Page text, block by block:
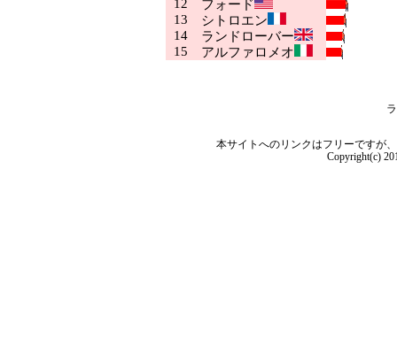
12 フォード
13 シトロエン
14 ランドローバー
15 アルファロメオ
本サイトへのリンクはフリーですが
Copyright(c)